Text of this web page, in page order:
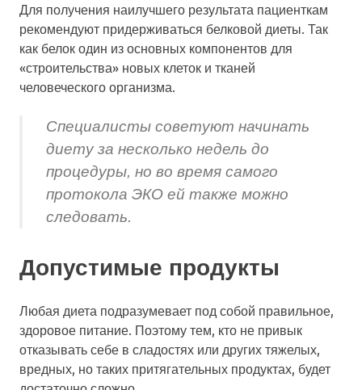
Для получения наилучшего результата пациенткам
рекомендуют придерживаться белковой диеты. Так
как белок один из основных компонентов для
«строительства» новых клеток и тканей
человеческого организма.
Специалисты советуют начинать
диету за несколько недель до
процедуры, но во время самого
протокола ЭКО ей также можно
следовать.
Допустимые продукты
Любая диета подразумевает под собой правильное,
здоровое питание. Поэтому тем, кто не привык
отказывать себе в сладостях или других тяжелых,
вредных, но таких притягательных продуктах, будет